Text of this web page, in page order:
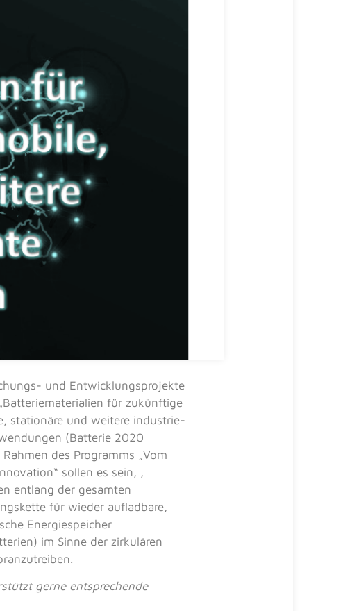
und Entwicklungsprojekte
für zukünftige
stationäre und weitere industrie­
(Batterie 2020
des Programms „Vom
sollen es sein, ,
entlang der gesamten
für wieder aufladbare,
Energiespeicher
im Sinne der zirkulären
gerne entsprechende